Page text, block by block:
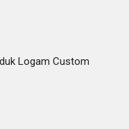
Logam Custom